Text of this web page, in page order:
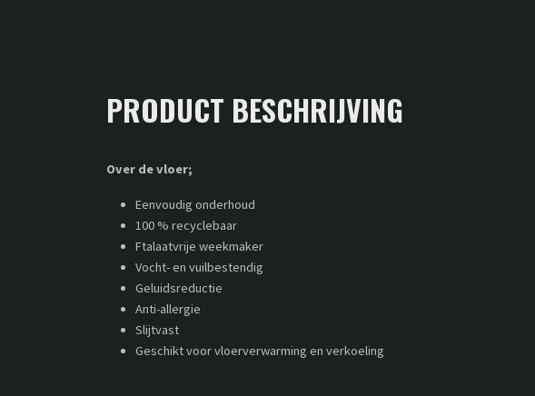
PRODUCT BESCHRIJVING
Over de vloer;
Eenvoudig onderhoud
100 % recyclebaar
Ftalaatvrije weekmaker
Vocht- en vuilbestendig
Geluidsreductie
Anti-allergie
Slijtvast
Geschikt voor vloerverwarming en verkoeling